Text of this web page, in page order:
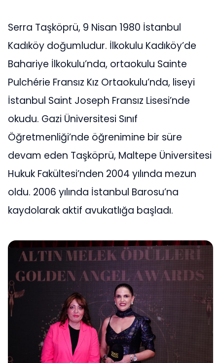
Serra Taşköprü, 9 Nisan 1980 İstanbul
Kadıköy doğumludur. İlkokulu Kadıköy’de
Bahariye İlkokulu’nda, ortaokulu Sainte
Pulchérie Fransız Kız Ortaokulu’nda, liseyi
İstanbul Saint Joseph Fransız Lisesi’nde
okudu. Gazi Üniversitesi Sınıf
Öğretmenliği’nde öğrenimine bir süre
devam eden Taşköprü, Maltepe Üniversitesi
Hukuk Fakültesi’nden 2004 yılında mezun
oldu. 2006 yılında İstanbul Barosu’na
kaydolarak aktif avukatlığa başladı.